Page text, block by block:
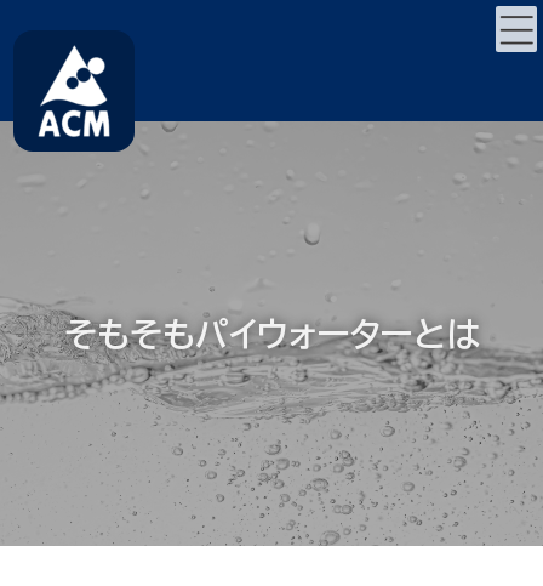
キ
ゲ
に
移
そもそもパイウォーターとは